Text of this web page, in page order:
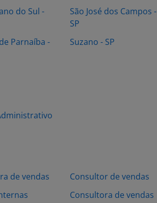
do Sul -
Parnaíba -
São José dos Campos -
SP
Suzano - SP
de vendas
Consultor de vendas
Consultora de vendas